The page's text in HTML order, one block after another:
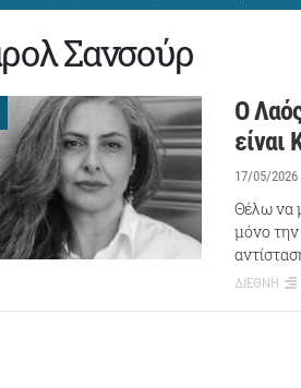
Σανσούρ
Ο
είναι
17/05/2026
Θέλω να
μόνο
ΔΙΕΘΝΗ